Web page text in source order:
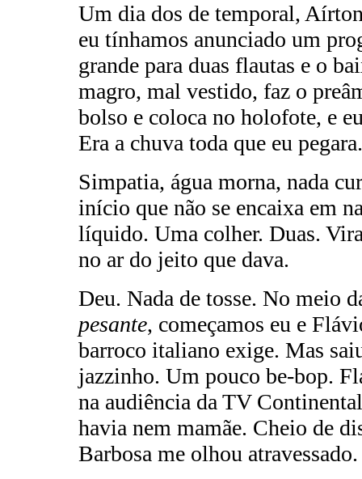
Um dia dos de temporal,
eu tínhamos anunciado um
grande para duas flautas e o
magro, mal vestido, faz o
bolso e coloca no holofote, e
Era a chuva toda que eu pegara.
Simpatia, água morna, nada
início que não se encaixa em
líquido. Uma colher. Duas.
no ar do jeito que dava.
Deu. Nada de tosse. No meio
pesante, começamos eu e
barroco italiano exige. Mas
jazzinho. Um pouco be-bop.
na audiência da TV
havia nem mamãe. Cheio de
Barbosa me olhou atravessado.